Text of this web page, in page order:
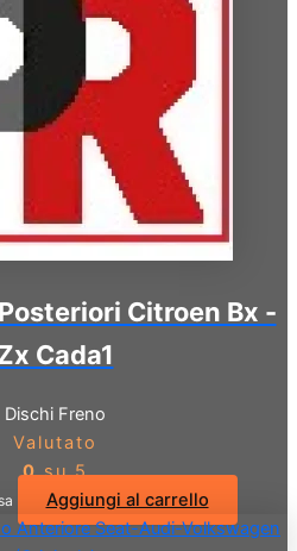
Citroen Bx -
Cada1
Dischi Freno
Valutato
0su 5
Aggiungi al carrello